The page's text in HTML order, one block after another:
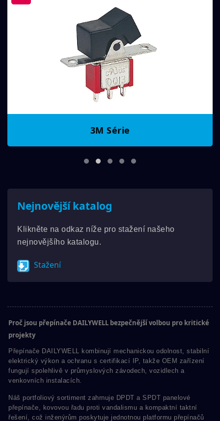
3M Série
Nejnovější katalog
Klikněte na odkaz níže pro stažení našeho
nejnovějšího katalogu.
Stažení
Proč jsou přepínače DAILYWELL bezpečnější volbou pro kritické
projekty
Přepínače DAILYWELL kombinují mechanickou odolnost, stabilní
elektrický výkon a ochranu s certifikací IP, takže OEM zařízení
fungují spolehlivě v průmyslových závodech, vozidlech a
venkovních instalacích.
Náš portfoliový sortiment zahrnuje DPDT a SPDT panelové
přepínače, kovovou řadu proti vandalismu a kompaktní taktní
řešení, což inženýrům poskytuje jednotnou platformu přepínačů